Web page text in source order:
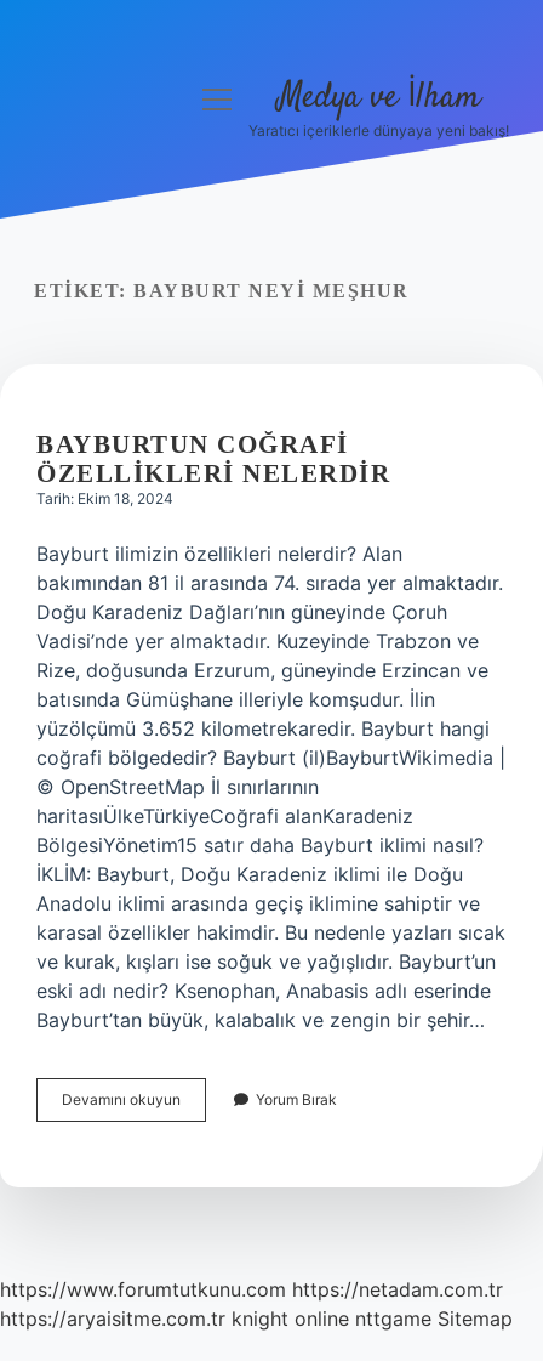
Yasal Uyarı
menüyüMedya ve İlham
Yaratıcı içeriklerle dünyaya yeni bakış!
ETIKET: BAYBURT NEYI MEŞHUR
BAYBURTUN COĞRAFI
ÖZELLIKLERI NELERDIR
Tarih: Ekim 18, 2024
Bayburt ilimizin özellikleri nelerdir? Alan
bakımından 81 il arasında 74. sırada yer almaktadır.
Doğu Karadeniz Dağları’nın güneyinde Çoruh
Vadisi’nde yer almaktadır. Kuzeyinde Trabzon ve
Rize, doğusunda Erzurum, güneyinde Erzincan ve
batısında Gümüşhane illeriyle komşudur. İlin
yüzölçümü 3.652 kilometrekaredir. Bayburt hangi
coğrafi bölgededir? Bayburt (il)BayburtWikimedia |
© OpenStreetMap İl sınırlarının
haritasıÜlkeTürkiyeCoğrafi alanKaradeniz
BölgesiYönetim15 satır daha Bayburt iklimi nasıl?
İKLİM: Bayburt, Doğu Karadeniz iklimi ile Doğu
Anadolu iklimi arasında geçiş iklimine sahiptir ve
karasal özellikler hakimdir. Bu nedenle yazları sıcak
ve kurak, kışları ise soğuk ve yağışlıdır. Bayburt’un
eski adı nedir? Ksenophan, Anabasis adlı eserinde
Bayburt’tan büyük, kalabalık ve zengin bir şehir…
Devamını okuyun Bayburtun
Coğrafi
Yorum Bırak
https://www.forumtutkunu.com https://netadam.com.tr
https://aryaisitme.com.tr knight online nttgame Sitemap